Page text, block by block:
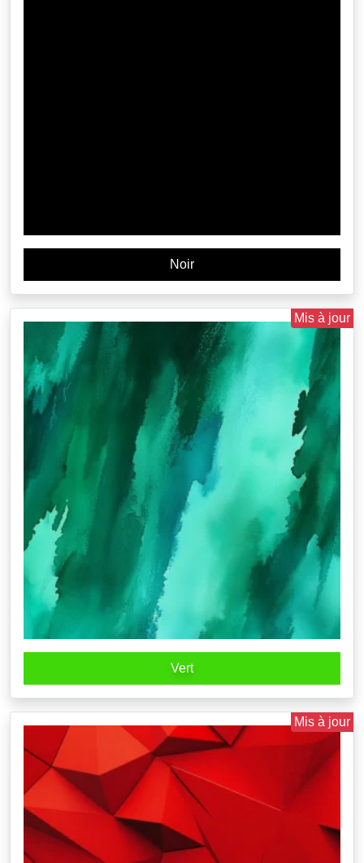
Noir
Mis à jour
Vert
Mis à jour